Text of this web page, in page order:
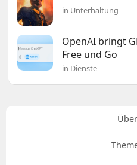
in Unterhaltung
OpenAI bringt
Free und Go
in Dienste
Über